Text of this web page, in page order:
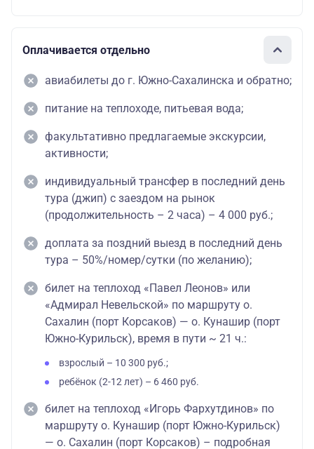
Оплачивается отдельно
авиабилеты до г. Южно-Сахалинска и обратно;
питание на теплоходе, питьевая вода;
факультативно предлагаемые экскурсии,
активности;
индивидуальный трансфер в последний день
тура (джип) с заездом на рынок
(продолжительность – 2 часа) – 4 000 руб.;
доплата за поздний выезд в последний день
тура – 50%/номер/сутки (по желанию);
билет на теплоход «Павел Леонов» или
«Адмирал Невельской» по маршруту о.
Сахалин (порт Корсаков) — о. Кунашир (порт
Южно-Курильск), время в пути ~ 21 ч.:
взрослый – 10 300 руб.;
ребёнок (2-12 лет) – 6 460 руб.
билет на теплоход «Игорь Фархутдинов» по
маршруту о. Кунашир (порт Южно-Курильск)
— о. Сахалин (порт Корсаков) – подробная